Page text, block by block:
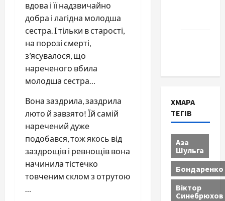
вдова і її надзвичайно
добра і лагідна молодша
сестра. І тільки в старості,
на порозі смерті,
з’ясувалося, що
нареченого вбила
молодша сестра…
Вона заздрила, заздрила
люто й завзято! Їй самій
наречений дуже
подобався, тож якось від
заздрощів і ревнощів вона
начинила тістечко
товченим склом з отрутою
…
ХМАРА
ТЕГІВ
Аза
Шульга
Бондаренко
Віктор
Синебрюхов